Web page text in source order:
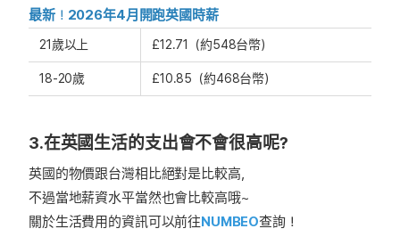
最新！ 2026年4月開跑英國時薪
21歲以上 £12.71（約548台幣）
18-20歲 £10.85（約468台幣）
3.在英國生活的支出會不會很高呢?
英國的物價跟台灣相比絕對是比較高，
不過當地薪資水平當然也會比較高哦~
關於生活費用的資訊可以前往NUMBEO查詢！